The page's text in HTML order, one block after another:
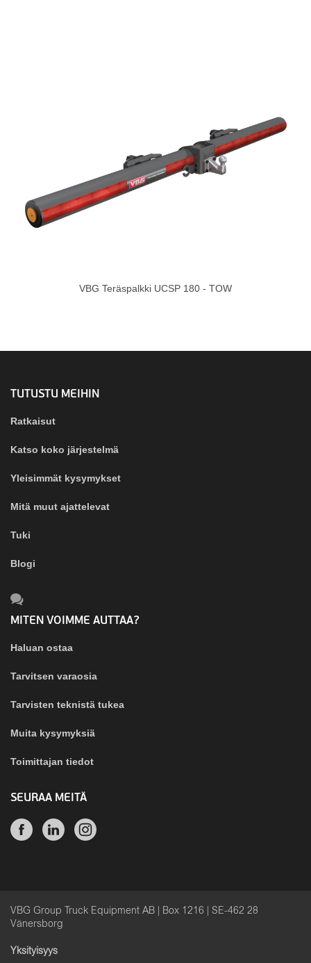
VBG Teräspalkki UCSP 180 - TOW
TUTUSTU MEIHIN
Ratkaisut
Katso koko järjestelmä
Yleisimmät kysymykset
Mitä muut ajattelevat
Tuki
Blogi
MITEN VOIMME AUTTAA?
Haluan ostaa
Tarvitsen varaosia
Tarvisten teknistä tukea
Muita kysymyksiä
Toimittajan tiedot
SEURAA MEITÄ
VBG Group Truck Equipment AB | Box 1216 | SE-462 28
Vänersborg
Yksityisyys